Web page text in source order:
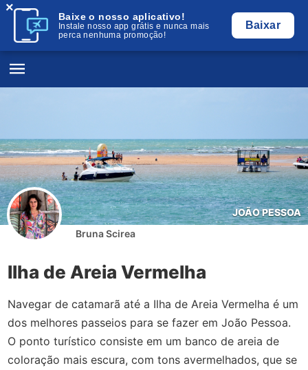
Baixe o nosso aplicativo!
Instale nosso app grátis e nunca mais
perca nenhuma promoção!
Baixar
×
JOÃO PESSOA
Bruna Scirea
Ilha de Areia Vermelha
Navegar de catamarã até a Ilha de Areia Vermelha é um
dos melhores passeios para se fazer em João Pessoa.
O ponto turístico consiste em um banco de areia de
coloração mais escura, com tons avermelhados, que se